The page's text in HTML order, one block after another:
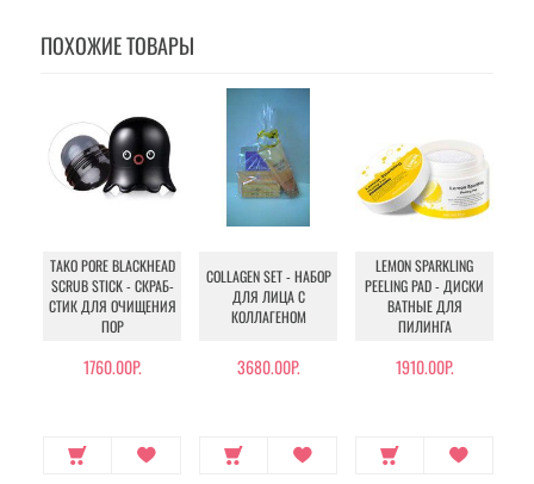
ПОХОЖИЕ ТОВАРЫ
TAKO PORE BLACKHEAD
SCRUB STICK - СКРАБ-
СТИК ДЛЯ ОЧИЩЕНИЯ
ПОР
1760.00Р.
COLLAGEN SET - НАБОР
ДЛЯ ЛИЦА С
КОЛЛАГЕНОМ
3680.00Р.
LEMON SPARKLING
PEELING PAD - ДИСКИ
ВАТНЫЕ ДЛЯ
ПИЛИНГА
1910.00Р.